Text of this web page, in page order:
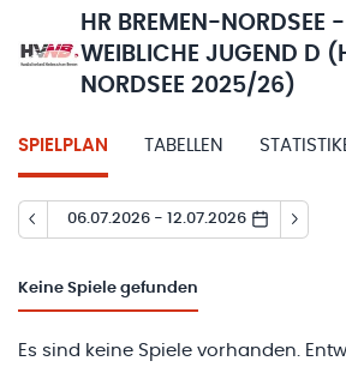
HR BREMEN-NORDSEE
WEIBLICHE JUGEND D
NORDSEE 2025/26)
SPIELPLAN TABELLEN
06.07.2026 - 12.07.2026
Keine Spiele gefunden
Es sind keine Spiele vorhanden.